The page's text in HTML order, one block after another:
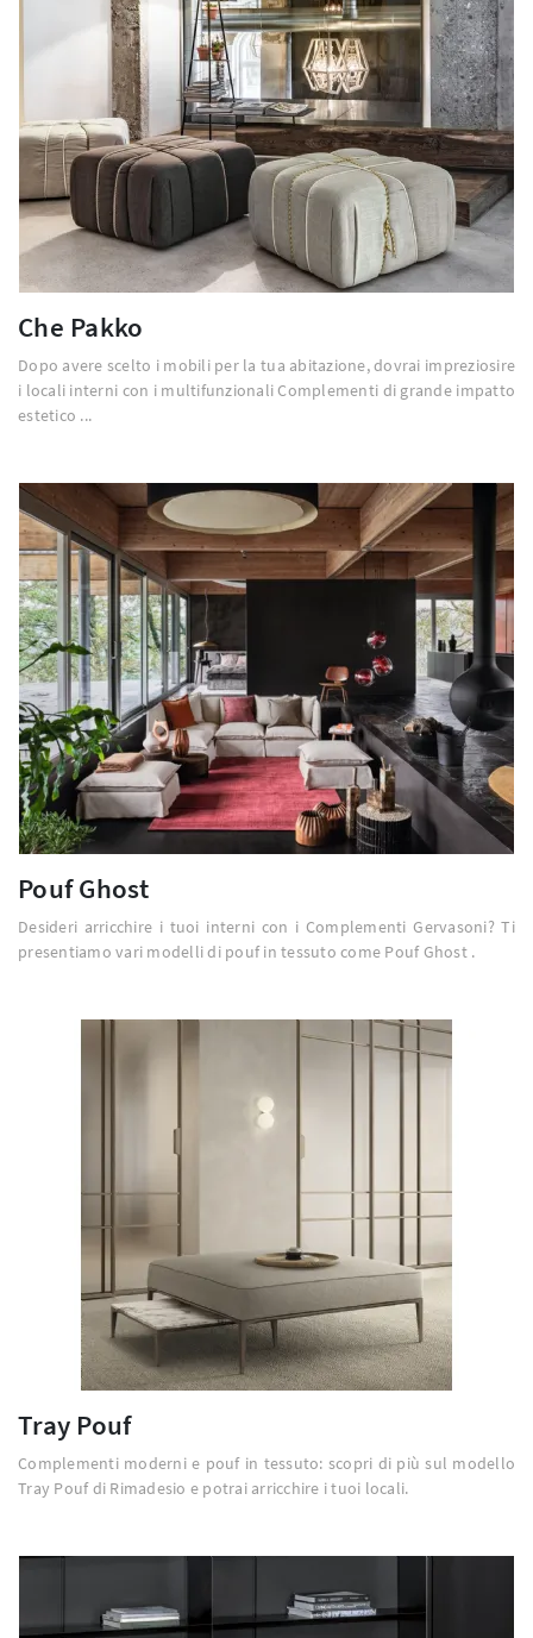
Che Pakko
Dopo avere scelto i mobili per la tua abitazione, dovrai impreziosire
i locali interni con i multifunzionali Complementi di grande impatto
estetico ...
Pouf Ghost
Desideri arricchire i tuoi interni con i Complementi Gervasoni? Ti
presentiamo vari modelli di pouf in tessuto come Pouf Ghost .
Tray Pouf
Complementi moderni e pouf in tessuto: scopri di più sul modello
Tray Pouf di Rimadesio e potrai arricchire i tuoi locali.